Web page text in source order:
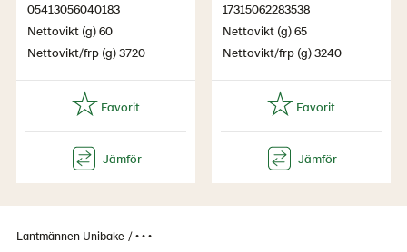
05413056040183
Nettovikt (g) 60
Nettovikt/frp (g) 3720
17315062283538
Nettovikt (g) 65
Nettovikt/frp (g) 3240
Lantmännen Unibake • • •